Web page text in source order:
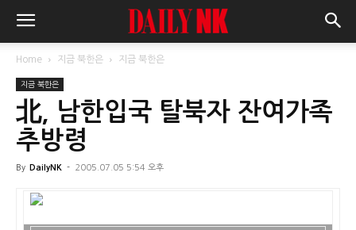
Home 지금 북한은 지금 북한은
지금 북한은
北, 남한입국 탈북자 잔여가족
추방령
By DailyNK - 2005.07.05 5:54 오후